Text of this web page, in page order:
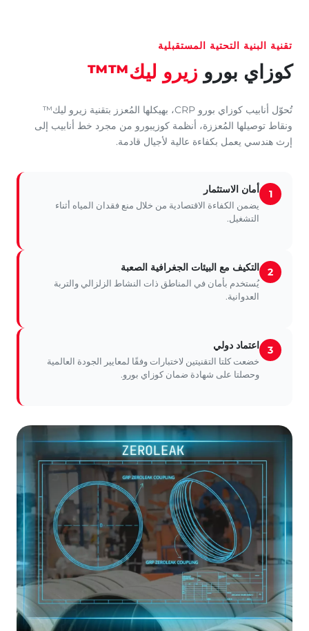
تقنية البنية التحتية المستقبلية
كوزاي بورو زيرو ليك™™
تُحوّل أنابيب كوزاي بورو CRP، بهيكلها المُعزز بتقنية زيرو ليك™
ونقاط توصيلها المُعززة، أنظمة كوزيبورو من مجرد خط أنابيب إلى
إرث هندسي يعمل بكفاءة عالية لأجيال قادمة.
1 أمان الاستثمار
يضمن الكفاءة الاقتصادية من خلال منع فقدان المياه أثناء
التشغيل.
2 التكيف مع البيئات الجغرافية الصعبة
يُستخدم بأمان في المناطق ذات النشاط الزلزالي والتربة
العدوانية.
3 اعتماد دولي
خضعت كلتا التقنيتين لاختبارات وفقًا لمعايير الجودة العالمية
وحصلتا على شهادة ضمان كوزاي بورو.